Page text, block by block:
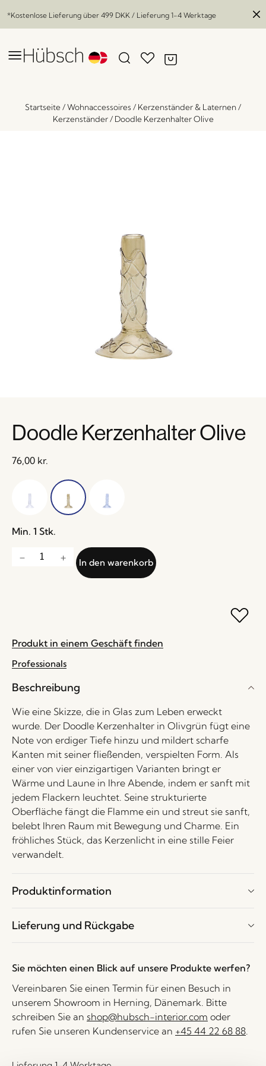
*Kostenlose Lieferung über 499 DKK / Lieferung 1-4 Werktage
Startseite/Wohnaccessoires / Kerzenständer & Laternen/
Kerzenständer/ Doodle Kerzenhalter Olive
Doodle Kerzenhalter Olive
76,00 kr.
Min. 1 Stk.
In den warenkorb
Produkt in einem Geschäft finden
Professionals
Beschreibung
Wie eine Skizze, die in Glas zum Leben erweckt
wurde. Der Doodle Kerzenhalter in Olivgrün fügt eine
Note von erdiger Tiefe hinzu und mildert scharfe
Kanten mit seiner fließenden, verspielten Form. Als
einer von vier einzigartigen Varianten bringt er
Wärme und Laune in Ihre Abende, indem er sanft mit
jedem Flackern leuchtet. Seine strukturierte
Oberfläche fängt die Flamme ein und streut sie sanft,
belebt Ihren Raum mit Bewegung und Charme. Ein
fröhliches Stück, das Kerzenlicht in eine stille Feier
verwandelt.
Produktinformation
Lieferung und Rückgabe
Sie möchten einen Blick auf unsere Produkte werfen?
Vereinbaren Sie einen Termin für einen Besuch in
unserem Showroom in Herning, Dänemark. Bitte
schreiben Sie an shop@hubsch-interior.com oder
rufen Sie unseren Kundenservice an +45 44 22 68 88.